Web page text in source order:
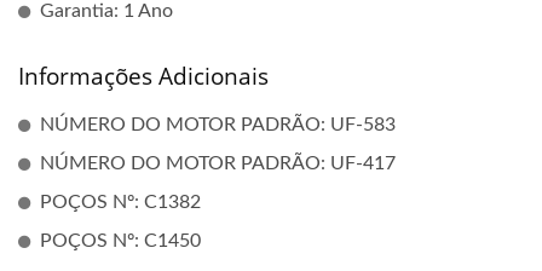
Garantia: 1 Ano
Informações Adicionais
NÚMERO DO MOTOR PADRÃO: UF-583
NÚMERO DO MOTOR PADRÃO: UF-417
POÇOS Nº: C1382
POÇOS Nº: C1450